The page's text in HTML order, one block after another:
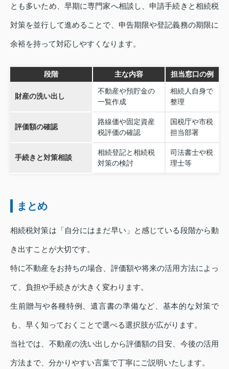
とも多いため、早期に専門家へ相談し、申請手続きと相続税
対策を並行して進めることで、申告期限や登記義務の期限に
余裕を持って対応しやすくなります。
段階 主な内容 担当窓口の例
財産の洗い出し
不動産や預貯金の
一覧作成
相続人自身で
整理
評価額の確認
路線価や固定資産
税評価の確認
国税庁や市税
担当部署
手続きと対策相談
相続登記と相続税
対策の検討
司法書士や税
理士等
まとめ
相続税対策は「自分にはまだ早い」と感じている段階から動
き出すことが大切です。
特に不動産をお持ちの場合、評価額や将来の活用方法によっ
て、負担や手続きが大きく変わります。
生前贈与や各種特例、遺言書の準備など、基本的な対策で
も、早く知っておくことで選べる選択肢が広がります。
当社では、不動産の洗い出しから評価額の目安、今後の活用
方法まで、分かりやすい言葉で丁寧にご説明いたします。